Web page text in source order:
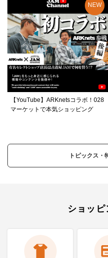
【YouTube】ARKnetsコラボ！028
マーケットで本気ショッピング
トピックス・
ショッピ